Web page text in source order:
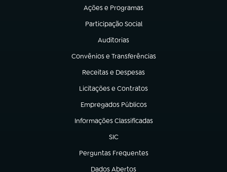
Ações e Programas
(abre em nova aba)
Participação Social
(abre em nova aba)
Auditorias
(abre em nova aba)
Convênios e Transferências
(abre em nova aba)
Receitas e Despesas
(abre em nova aba)
Licitações e Contratos
(abre em nova aba)
Empregados Públicos
(abre em nova aba)
Informações Classificadas
(abre em nova aba)
SIC
(abre em nova aba)
Perguntas Frequentes
(abre em nova aba)
Dados Abertos